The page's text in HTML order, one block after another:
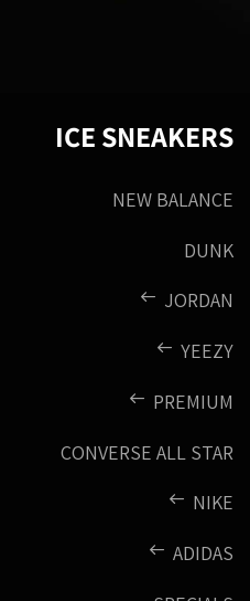
ICE SNEAKERS
NEW BALANCE
DUNK
JORDAN
YEEZY
PREMIUM
CONVERSE ALL STAR
NIKE
ADIDAS